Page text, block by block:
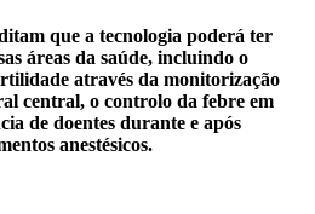
que a tecnologia poderá ter
áreas da saúde, incluindo o
através da monitorização
central, o controlo da febre em
de doentes durante e após
anestésicos.